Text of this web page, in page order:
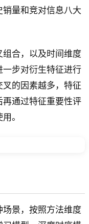
量和竞对信息八大
合，以及时间维度
步对衍生特征进行
的因素越多，特征
通过特征重要性评
。
景，按照方法维度